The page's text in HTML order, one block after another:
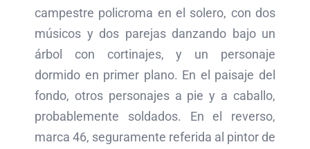
campestre policroma en el solero, con dos
músicos y dos parejas danzando bajo un
árbol con cortinajes, y un personaje
dormido en primer plano. En el paisaje del
fondo, otros personajes a pie y a caballo,
probablemente soldados. En el reverso,
marca 46, seguramente referida al pintor de